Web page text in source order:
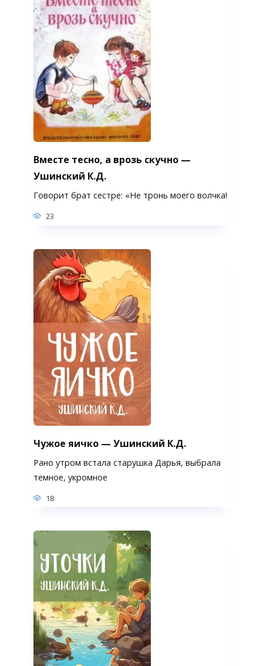
Вместе тесно, а врозь скучно —
Ушинский К.Д.
Говорит брат сестре: «Не тронь моего волчка!
23
Чужое яичко — Ушинский К.Д.
Рано утром встала старушка Дарья, выбрала
темное, укромное
18